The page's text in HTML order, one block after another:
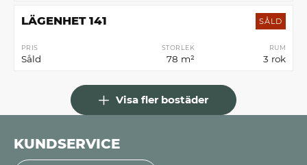
LÄGENHET 141
PRIS
Såld
STORLEK
78 m²
RUM
3 rok
SÅLD
Visa fler bostäder
KUNDSERVICE